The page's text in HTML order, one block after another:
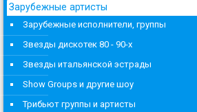
Зарубежные артисты
Зарубежные исполнители, группы
Звезды дискотек 80 - 90-х
Звезды итальянской эстрады
Show Groups и другие шоу
Трибьют группы и артисты